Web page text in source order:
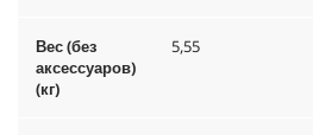
Вес (без
аксессуаров)
(кг)
5,55